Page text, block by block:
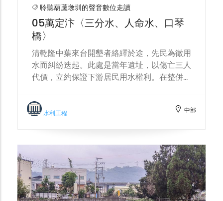
聆聽葫蘆墩圳的聲音數位走讀
05萬定汴〈三分水、人命水、口琴
橋〉
清乾隆中葉來台開墾者絡繹於途，先民為徵用
水而糾紛迭起。此處是當年遺址，以傷亡三人
代價，立約保證下游居民用水權利。在整併中
稱呼。葫蘆墩圳第一排水門為重要的排洪道。
葫蘆墩圳上游的水源集散地，人文故事與水利
水利工程 中部